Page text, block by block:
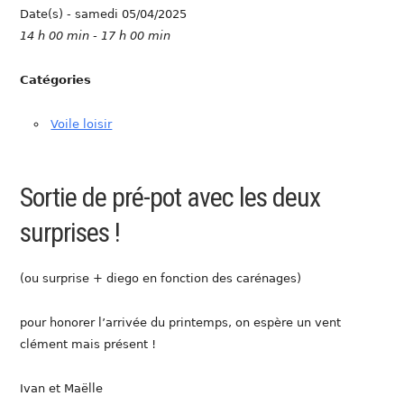
Date(s) - samedi 05/04/2025
14 h 00 min - 17 h 00 min
Catégories
Voile loisir
Sortie de pré-pot avec les deux
surprises !
(ou surprise + diego en fonction des carénages)
pour honorer l’arrivée du printemps, on espère un vent
clément mais présent !
Ivan et Maëlle